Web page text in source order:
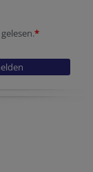
gelesen.*